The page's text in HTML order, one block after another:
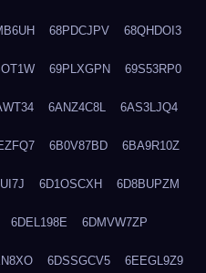
68PDCJPV 68QHDOI3
69PLXGPN 69S53RP0
6ANZ4C8L 6AS3LJQ4
6B0V87BD 6BA9R10Z
6D1OSCXH 6D8BUPZM
6DEL198E 6DMVW7ZP
6DSSGCV5 6EEGL9Z9